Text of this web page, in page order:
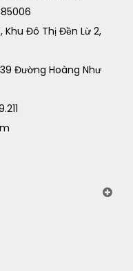
Khu Đô Thị Đền Lừ 2,
Đường Hoàng Như